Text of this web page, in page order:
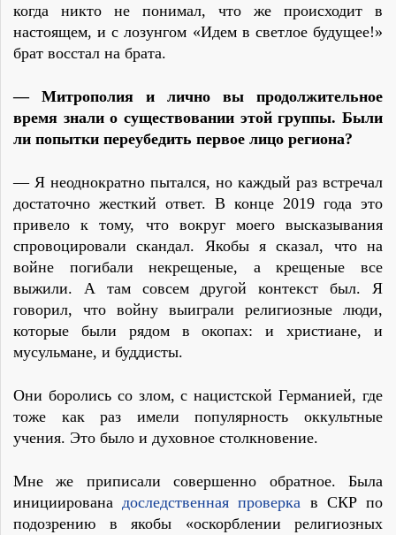
когда никто не понимал, что же происходит в
настоящем, и с лозунгом «Идем в светлое будущее!»
брат восстал на брата.
— Митрополия и лично вы продолжительное
время знали о существовании этой группы. Были
ли попытки переубедить первое лицо региона?
— Я неоднократно пытался, но каждый раз встречал
достаточно жесткий ответ. В конце 2019 года это
привело к тому, что вокруг моего высказывания
спровоцировали скандал. Якобы я сказал, что на
войне погибали некрещеные, а крещеные все
выжили. А там совсем другой контекст был. Я
говорил, что войну выиграли религиозные люди,
которые были рядом в окопах: и христиане, и
мусульмане, и буддисты.
Они боролись со злом, с нацистской Германией, где
тоже как раз имели популярность оккультные
учения. Это было и духовное столкновение.
Мне же приписали совершенно обратное. Была
инициирована доследственная проверка в СКР по
подозрению в якобы «оскорблении религиозных